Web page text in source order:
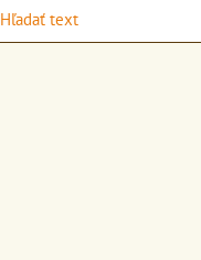
Hľadať text